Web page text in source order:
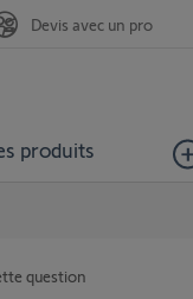
produits
Devis avec un pro
question